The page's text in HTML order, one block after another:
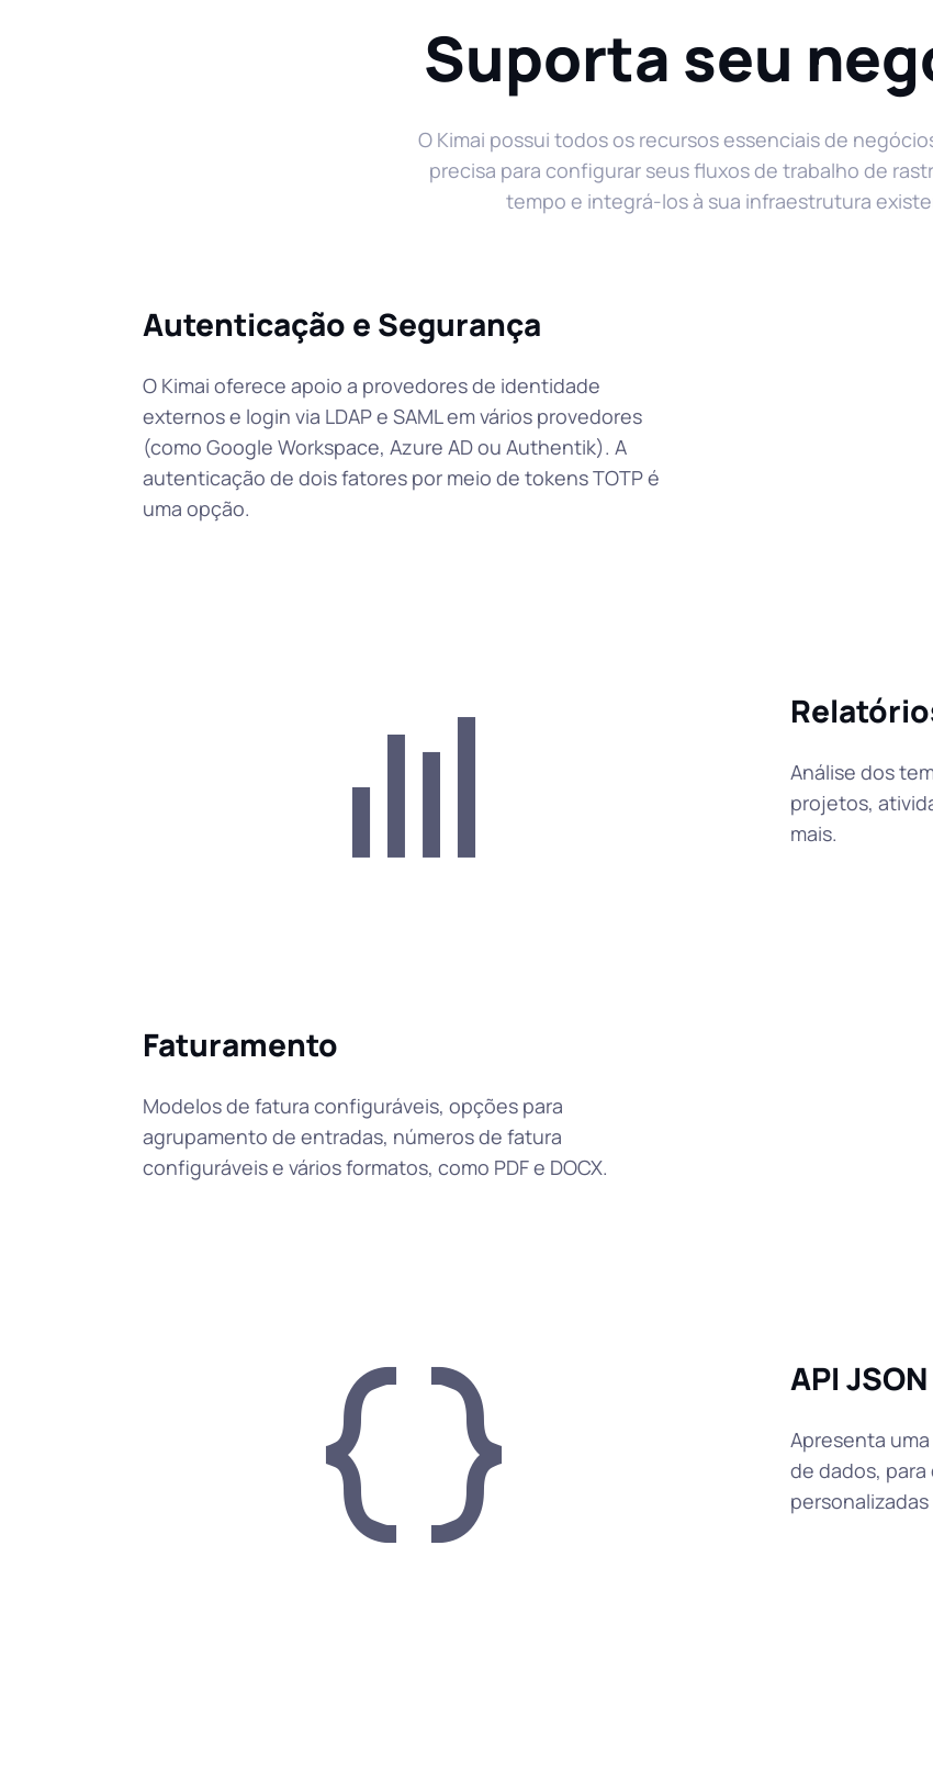
Suporta seu
O Kimai possui todos os recursos essenciais de
precisa para configurar seus fluxos de trabalho de
tempo e integrá-los à sua infraestrutura
Autenticação e Segurança
O Kimai oferece apoio a provedores de identidade
externos e login via LDAP e SAML em vários provedores
(como Google Workspace, Azure AD ou Authentik). A
autenticação de dois fatores por meio de tokens TOTP é
uma opção.
Análise dos
projetos,
mais.
Faturamento
Modelos de fatura configuráveis, opções para
agrupamento de entradas, números de fatura
configuráveis e vários formatos, como PDF e DOCX.
API JSON
Apresenta uma
de dados,